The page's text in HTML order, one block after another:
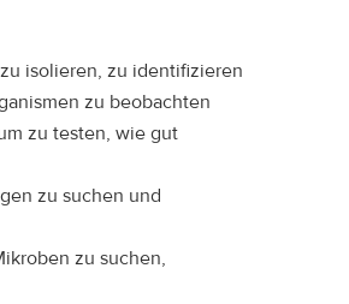
isolieren, zu identifizieren
zu beobachten
zu testen, wie gut
zu suchen und
zu suchen,